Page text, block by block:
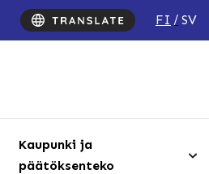
FI SV
Kaupunki ja
päätöksenteko